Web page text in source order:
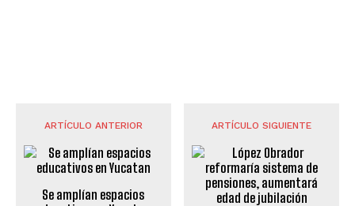
ARTÍCULO ANTERIOR
Se amplían espacios
ARTÍCULO SIGUIENTE